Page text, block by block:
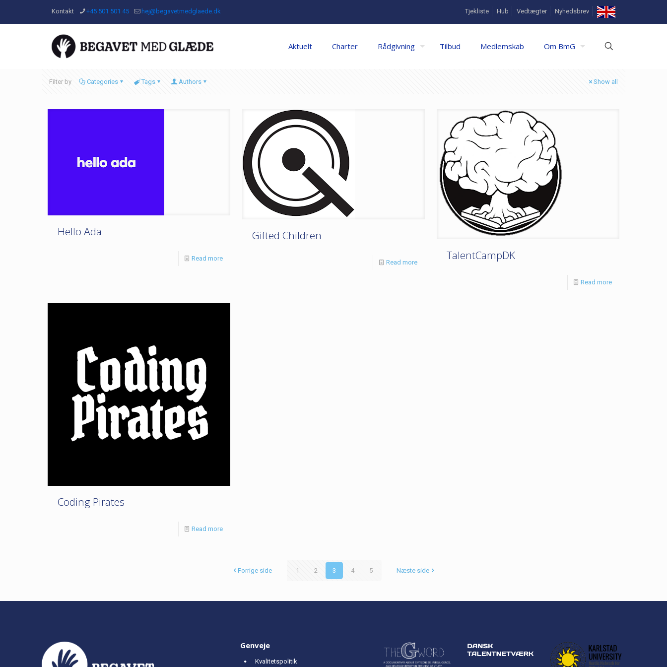
Kontakt +45 501 501 45 hej@begavetmedglaede.dk Tjekliste Hub Vedtægter Nyhedsbrev
In
Aktuelt Charter Rådgivning Tilbud Medlemskab Om BmG
Filter by Categories Tags Authors Show all
Hello Ada
Read more
Gifted Children
Read more
TalentCampDK
Read more
Coding Pirates
Read more
Forrige side 1 2 3 4 5 Næste side
Genveje
Kvalitetspolitik